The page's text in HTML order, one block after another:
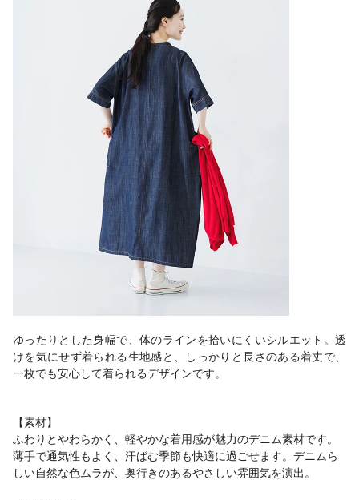
ゆったりとした身幅で、体のラインを拾いにくいシルエット。透
けを気にせず着られる生地感と、しっかりと長さのある着丈で、
一枚でも安心して着られるデザインです。
【素材】
ふわりとやわらかく、軽やかな着用感が魅力のデニム素材です。
薄手で通気性もよく、汗ばむ季節も快適に過ごせます。デニムら
しい自然な色ムラが、奥行きのあるやさしい雰囲気を演出。